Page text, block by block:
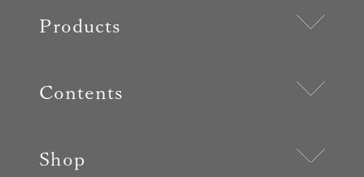
Products
Contents
Shop